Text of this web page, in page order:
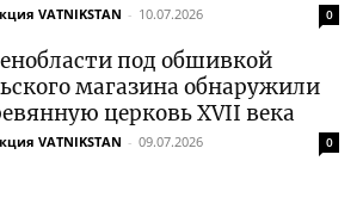
VATNIKSTAN - 10.07.2026 0
под обшивкой
магазина обнаружили
церковь XVII века
VATNIKSTAN - 09.07.2026 0